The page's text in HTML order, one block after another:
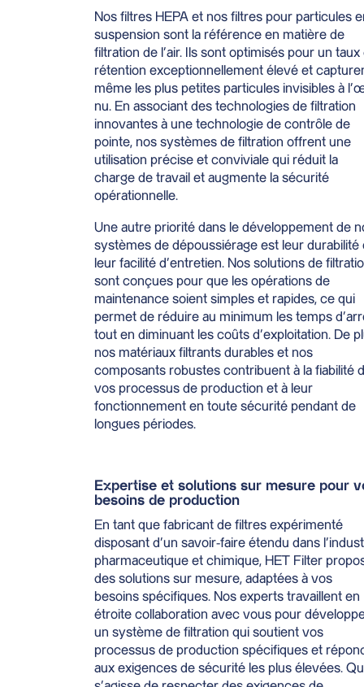
Nos filtres HEPA et nos filtres pour particules
suspension sont la référence en matière de
filtration de l’air. Ils sont optimisés pour un taux
rétention exceptionnellement élevé et
même les plus petites particules invisibles à
nu. En associant des technologies de filtration
innovantes à une technologie de contrôle de
pointe, nos systèmes de filtration offrent une
utilisation précise et conviviale qui réduit la
charge de travail et augmente la sécurité
opérationnelle.
Une autre priorité dans le développement de
systèmes de dépoussiérage est leur durabilité
leur facilité d’entretien. Nos solutions de
sont conçues pour que les opérations de
maintenance soient simples et rapides, ce qui
permet de réduire au minimum les temps
tout en diminuant les coûts d’exploitation. De
nos matériaux filtrants durables et nos
composants robustes contribuent à la fiabilité
vos processus de production et à leur
fonctionnement en toute sécurité pendant de
longues périodes.
Expertise et solutions sur mesure pour
besoins de production
En tant que fabricant de filtres expérimenté
disposant d’un savoir-faire étendu dans
pharmaceutique et chimique, HET Filter
des solutions sur mesure, adaptées à vos
besoins spécifiques. Nos experts travaillent en
étroite collaboration avec vous pour
un système de filtration qui soutient vos
processus de production spécifiques et
aux exigences de sécurité les plus élevées.